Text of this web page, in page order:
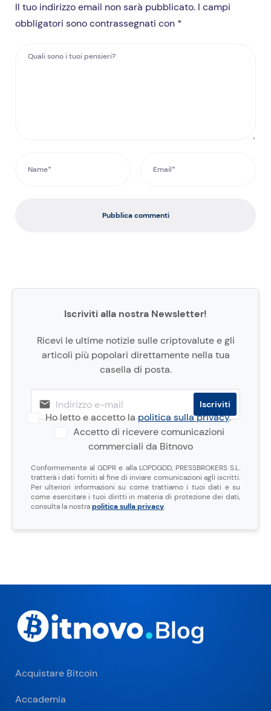
Il tuo indirizzo email non sarà pubblicato. I campi
obbligatori sono contrassegnati con *
Pubblica commenti
Iscriviti alla nostra Newsletter!
Ricevi le ultime notizie sulle criptovalute e gli
articoli più popolari direttamente nella tua
casella di posta.
Ho letto e accetto lapolitica sulla privacy.
Accetto di ricevere comunicazioni
commerciali da Bitnovo
Conformemente al GDPR e alla LOPDGDD, PRESSBROKERS S.L.
tratterà i dati forniti al fine di inviare comunicazioni agli iscritti.
Per ulteriori informazioni su come trattiamo i tuoi dati e su
come esercitare i tuoi diritti in materia di protezione dei dati,
consulta la nostrapolitica sulla privacy.
Acquistare Bitcoin
Accademia